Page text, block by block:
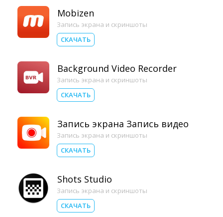
Mobizen
Запись экрана и скриншоты
СКАЧАТЬ
Background Video Recorder
Запись экрана и скриншоты
СКАЧАТЬ
Запись экрана Запись видео
Запись экрана и скриншоты
СКАЧАТЬ
Shots Studio
Запись экрана и скриншоты
СКАЧАТЬ